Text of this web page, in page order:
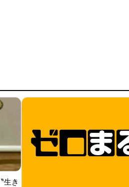
生き